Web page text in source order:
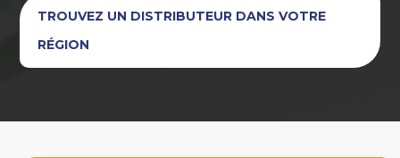
TROUVEZ UN DISTRIBUTEUR DANS VOTRE
RÉGION